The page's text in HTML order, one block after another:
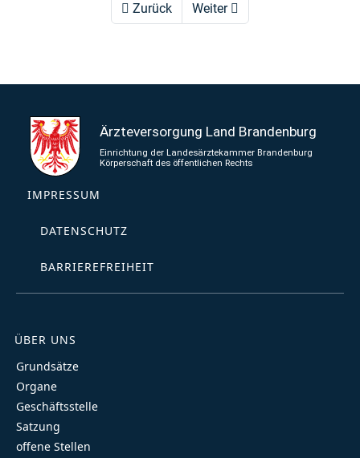
Zurück Weiter
IMPRESSUM
DATENSCHUTZ
BARRIEREFREIHEIT
ÜBER UNS
Grundsätze
Organe
Geschäftsstelle
Satzung
offene Stellen